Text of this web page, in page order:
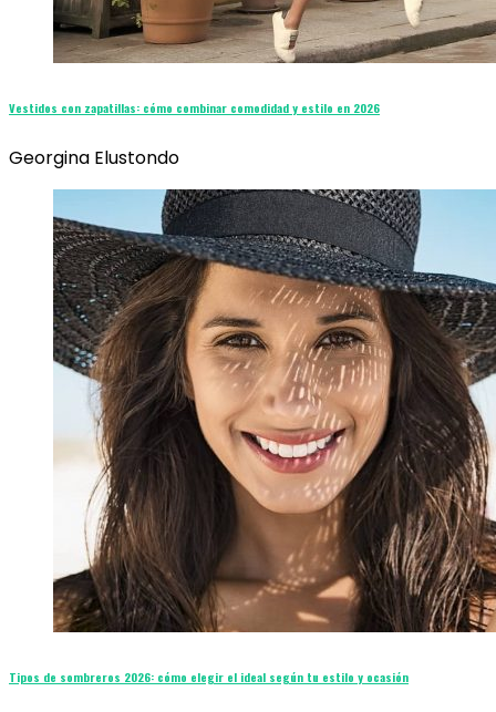
Vestidos con zapatillas: cómo combinar comodidad y estilo en 2026
Georgina Elustondo
Tipos de sombreros 2026: cómo elegir el ideal según tu estilo y ocasión